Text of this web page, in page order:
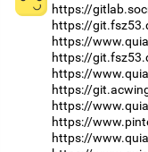
https://
https://
https://
https://
https://
https://
https://
https://
https://